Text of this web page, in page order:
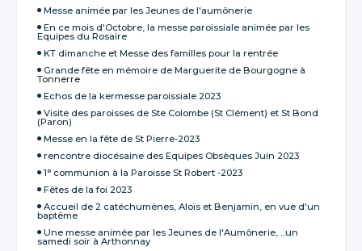
Messe animée par les Jeunes de l'aumônerie
En ce mois d'Octobre, la messe paroissiale animée par les
Equipes du Rosaire
KT dimanche et Messe des familles pour la rentrée
Grande fête en mémoire de Marguerite de Bourgogne à
Tonnerre
Echos de la kermesse paroissiale 2023
Visite des paroisses de Ste Colombe (St Clément) et St Bond
(Paron)
Messe en la fête de St Pierre-2023
rencontre diocésaine des Equipes Obsèques Juin 2023
1° communion à la Paroisse St Robert -2023
Fêtes de la foi 2023
Accueil de 2 catéchumènes, Aloïs et Benjamin, en vue d'un
baptême
Une messe animée par les Jeunes de l'Aumônerie, ...un
samedi soir à Arthonnay